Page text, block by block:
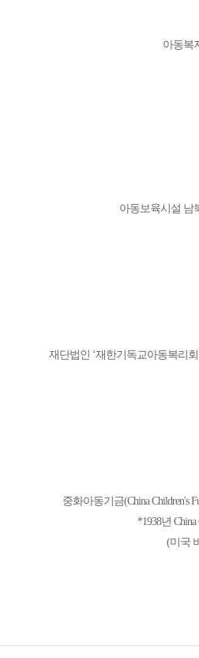
아동복
아동보육시설 남
재단법인 ‘재한기독교아동복리
중화아동기금(China Children's
*1938년 China
(미국